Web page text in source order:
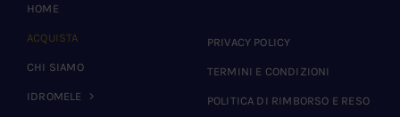
HOME
ACQUISTA
CHI SIAMO
IDROMELE
PRIVACY POLICY
TERMINI E CONDIZIONI
POLITICA DI RIMBORSO E RESO